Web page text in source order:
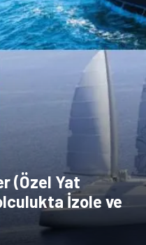
(Özel Yat
İzole ve